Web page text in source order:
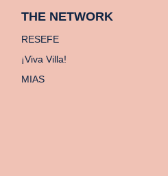
THE NETWORK
RESEFE
¡Viva Villa!
MIAS